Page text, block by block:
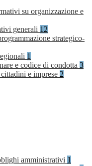
su organizzazione e
generali 12
strategico-
1
e codice di condotta 3
e imprese 2
amministrativi 1